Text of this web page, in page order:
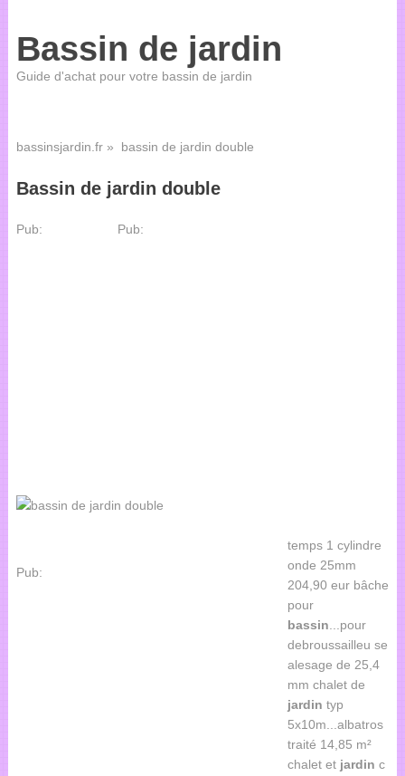
Bassin de jardin
Guide d'achat pour votre bassin de jardin
bassinsjardin.fr» bassin de jardin double
Bassin de jardin double
Pub: Pub:
Pub:
temps 1 cylindre
onde 25mm
204,90 eur bâche
pour
bassin ...pour
debroussailleu se
alesage de 25,4
mm chalet de
jardin typ
5x10m...albatros
traité 14,85 m²
chalet et jardin c